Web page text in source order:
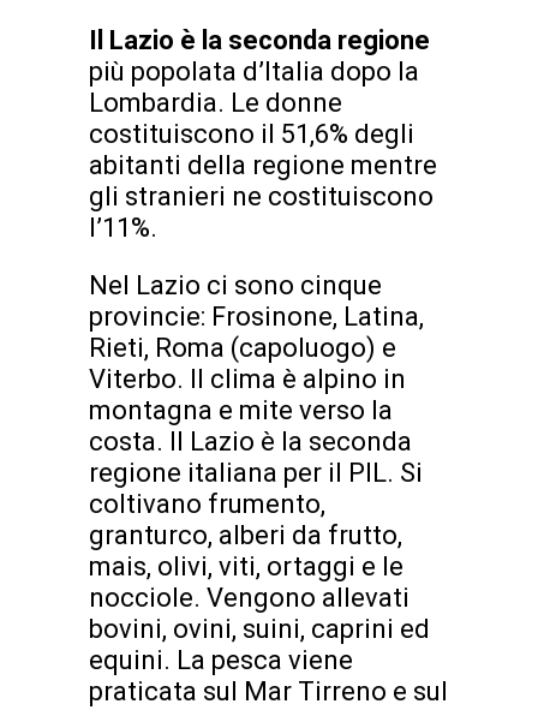
Il Lazio è la seconda regione
più popolata d’Italia dopo la
Lombardia. Le donne
costituiscono il 51,6% degli
abitanti della regione mentre
gli stranieri ne costituiscono
l’11%.
Nel Lazio ci sono cinque
provincie: Frosinone, Latina,
Rieti, Roma (capoluogo) e
Viterbo. Il clima è alpino in
montagna e mite verso la
costa. Il Lazio è la seconda
regione italiana per il PIL. Si
coltivano frumento,
granturco, alberi da frutto,
mais, olivi, viti, ortaggi e le
nocciole. Vengono allevati
bovini, ovini, suini, caprini ed
equini. La pesca viene
praticata sul Mar Tirreno e sul